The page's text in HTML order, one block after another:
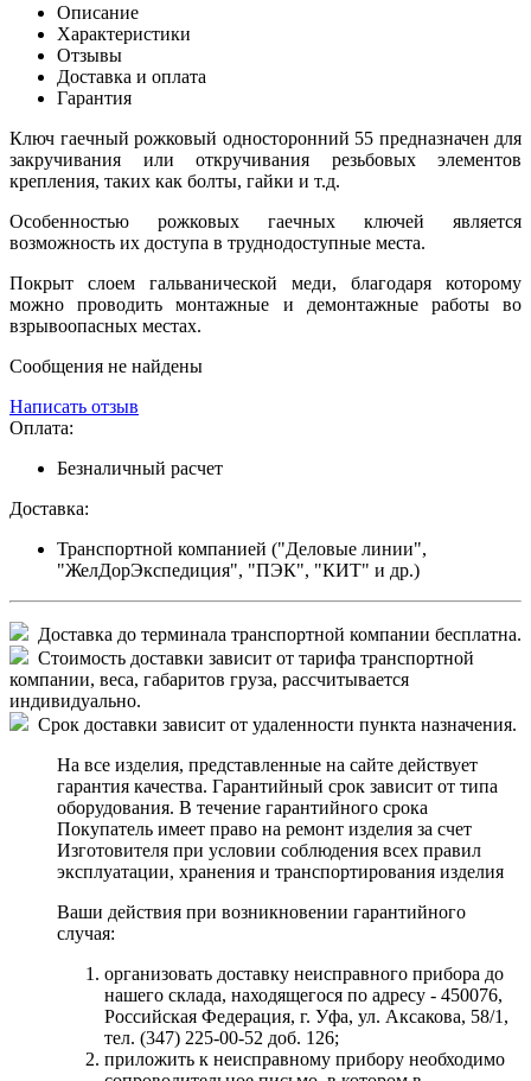
Описание
Характеристики
Отзывы
Доставка и оплата
Гарантия
Ключ гаечный рожковый односторонний 55 предназначен для
закручивания или откручивания резьбовых элементов
крепления, таких как болты, гайки и т.д.
Особенностью рожковых гаечных ключей является
возможность их доступа в труднодоступные места.
Покрыт слоем гальванической меди, благодаря которому
можно проводить монтажные и демонтажные работы во
взрывоопасных местах.
Сообщения не найдены
Написать отзыв
Оплата:
Безналичный расчет
Доставка:
Транспортной компанией ("Деловые линии",
"ЖелДорЭкспедиция", "ПЭК", "КИТ" и др.)
Доставка до терминала транспортной компании бесплатна.
Стоимость доставки зависит от тарифа транспортной
компании, веса, габаритов груза, рассчитывается
индивидуально.
Срок доставки зависит от удаленности пункта назначения.
На все изделия, представленные на сайте действует
гарантия качества. Гарантийный срок зависит от типа
оборудования. В течение гарантийного срока
Покупатель имеет право на ремонт изделия за счет
Изготовителя при условии соблюдения всех правил
эксплуатации, хранения и транспортирования изделия
Ваши действия при возникновении гарантийного
случая:
организовать доставку неисправного прибора до
нашего склада, находящегося по адресу - 450076,
Российская Федерация, г. Уфа, ул. Аксакова, 58/1,
тел. (347) 225-00-52 доб. 126;
приложить к неисправному прибору необходимо